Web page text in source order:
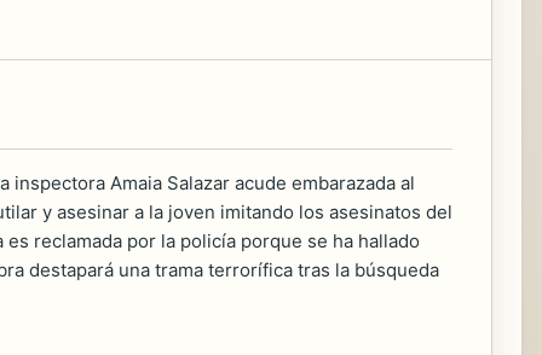
Amaia Salazar acude embarazada al
y asesinar a la joven imitando los asesinatos del
reclamada por la policía porque se ha hallado
destapará una trama terrorífica tras la búsqueda